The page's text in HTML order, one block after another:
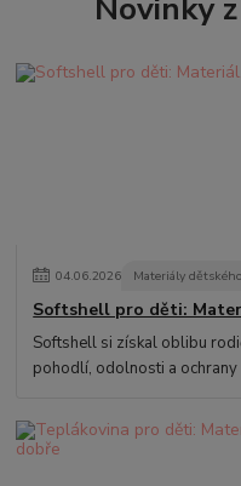
Novinky
04.06.2026 Materiály
Softshell pro děti:
Softshell si získal oblibu
pohodlí, odolnosti a